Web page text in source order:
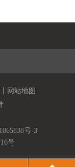
网站地图
号-3
号